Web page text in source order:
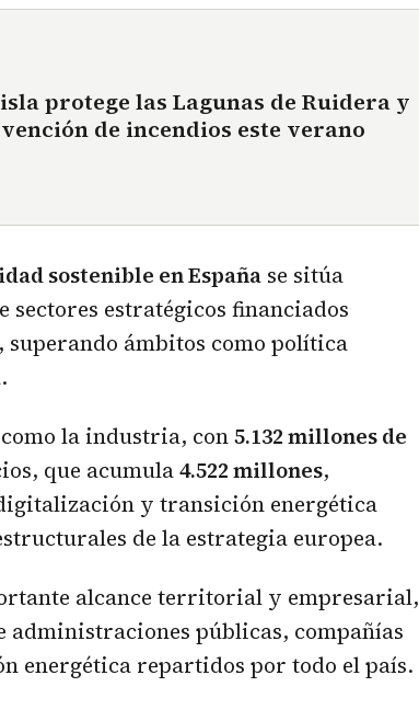
protege las Lagunas de Ruidera y
de incendios este verano
sostenible en España se sitúa
sectores estratégicos financiados
, superando ámbitos como política
la industria, con5.132 millones de
que acumula4.522 millones,
y transición energética
de la estrategia europea.
alcance territorial y empresarial,
públicas, compañías
energética repartidos por todo el país.